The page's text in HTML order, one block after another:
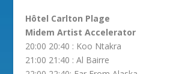
Hôtel Carlton Plage
Midem Artist Accelerator
20:00 20:40 : Koo Ntakra
21:00 21:40 : Al Bairre